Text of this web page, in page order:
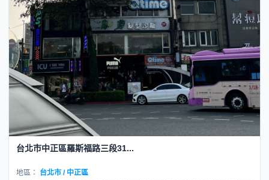
台北市中正區羅斯福路三段31...
地區：
台北市 / 中正區